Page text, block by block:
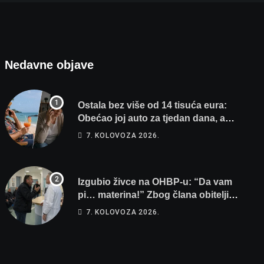
Nedavne objave
Ostala bez više od 14 tisuća eura:
Obećao joj auto za tjedan dana, a
zatim izmišljao opravdanja
7. KOLOVOZA 2026.
Izgubio živce na OHBP-u: “Da vam
pi… materina!” Zbog člana obitelji
vrijeđao i vikao na djelatnike
7. KOLOVOZA 2026.